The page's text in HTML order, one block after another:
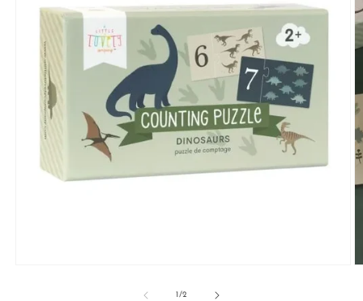
1/van
2